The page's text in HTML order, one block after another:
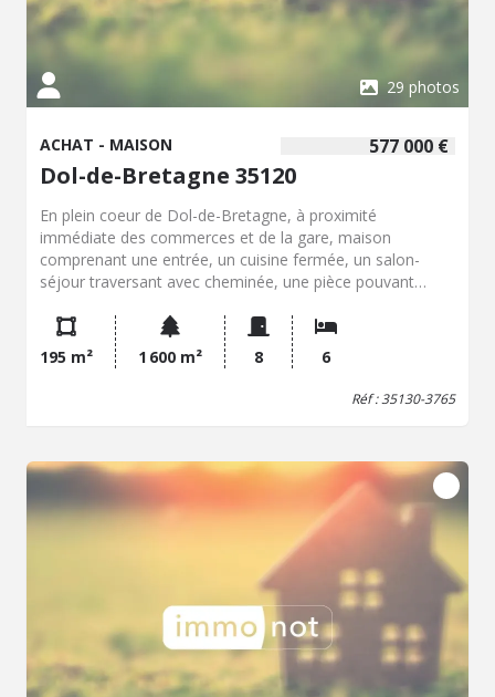
29 photos
577 000 €
ACHAT - MAISON
Dol-de-Bretagne 35120
En plein coeur de Dol-de-Bretagne, à proximité
immédiate des commerces et de la gare, maison
comprenant une entrée, un cuisine fermée, un salon-
séjour traversant avec cheminée, une pièce pouvant
quatre chambres spacieuses, une salle de bains avec WC.
Au 2eme étage, deux chambres et un grenier
aménageable. Rez de chaussée (cave) plusieurs pièces
pouvant servir de stockage, chaufferie. À l'extérieur, jardin
porte motorisée, dépendances, une serre.
195 m² 1 600 m² 8 6
Réf : 35130-3765